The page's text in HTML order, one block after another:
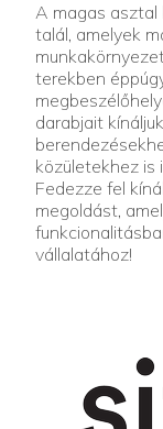
A magas
talál, amelyek
terekben
darabjait
közületekhez is
Fedezze fel
megoldást,
vállalatához!